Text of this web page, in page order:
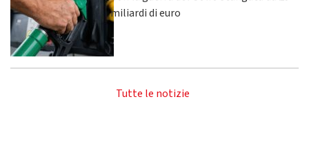
miliardi di euro
Tutte le notizie